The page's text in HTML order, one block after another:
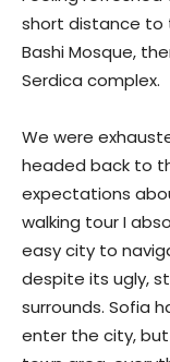
short distance to
Bashi Mosque,
Serdica complex.
We were
headed back to
expectations
walking tour I
easy city to
despite its ugly,
surrounds. Sofia
enter the city,